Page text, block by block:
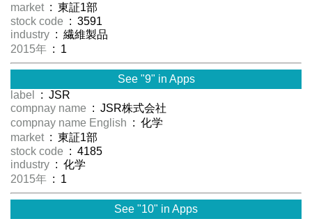
market : 東証1部
stock code : 3591
industry : 繊維製品
2015年 : 1
See "9" in Apps
label
: JSR
compnay name : JSR株式会社
compnay name English : 化学
market : 東証1部
stock code : 4185
industry : 化学
2015年 : 1
See "10" in Apps